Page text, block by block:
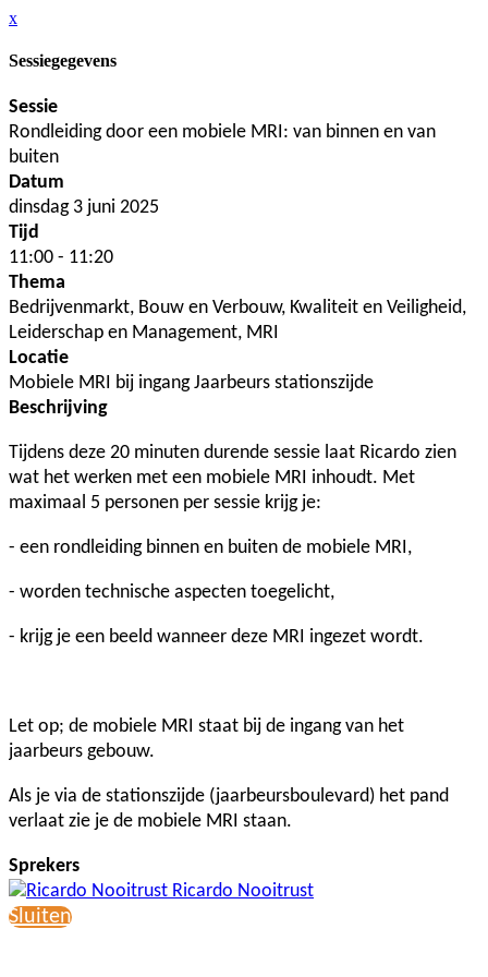
x
Sessiegegevens
Sessie
Rondleiding door een mobiele MRI: van binnen en van
buiten
Datum
dinsdag 3 juni 2025
Tijd
11:00 - 11:20
Thema
Bedrijvenmarkt, Bouw en Verbouw, Kwaliteit en Veiligheid,
Leiderschap en Management, MRI
Locatie
Mobiele MRI bij ingang Jaarbeurs stationszijde
Beschrijving
Tijdens deze 20 minuten durende sessie laat Ricardo zien
wat het werken met een mobiele MRI inhoudt. Met
maximaal 5 personen per sessie krijg je:
- een rondleiding binnen en buiten de mobiele MRI,
- worden technische aspecten toegelicht,
- krijg je een beeld wanneer deze MRI ingezet wordt.
Let op; de mobiele MRI staat bij de ingang van het
jaarbeurs gebouw.
Als je via de stationszijde (jaarbeursboulevard) het pand
verlaat zie je de mobiele MRI staan.
Sprekers
Ricardo Nooitrust
Sluiten